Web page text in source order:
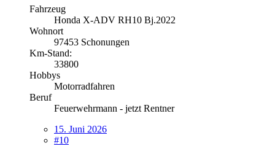
Fahrzeug
Honda X-ADV RH10 Bj.2022
Wohnort
97453 Schonungen
Km-Stand:
33800
Hobbys
Motorradfahren
Beruf
Feuerwehrmann - jetzt Rentner
15. Juni 2026
#10